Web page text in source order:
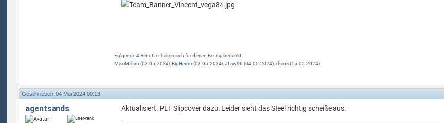
Folgende 4 Benutzer haben sich für diesen Beitrag bedankt:
MaxiMillion (03.05.2024), BigHero6 (03.05.2024),JLaw96 (04.05.2024),chaos(15.05.2024)
Geschrieben: 04 Mai 2024 00:13
agentsands Aktualisiert. PET Slipcover dazu. Leider sieht das Steel richtig scheiße aus.